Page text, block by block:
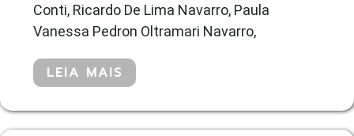
Conti, Ricardo De Lima Navarro, Paula
Vanessa Pedron Oltramari Navarro,
LEIA MAIS